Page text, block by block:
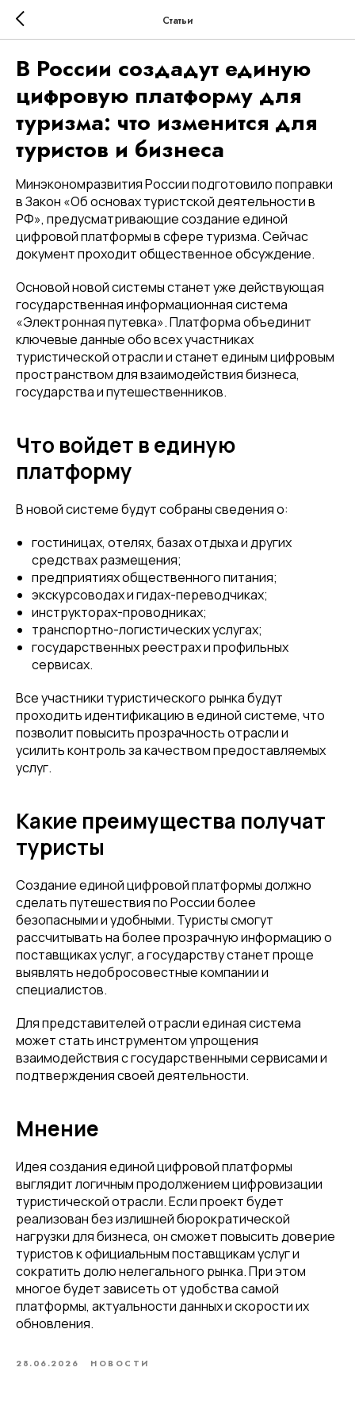
Статьи
В России создадут единую
цифровую платформу для
туризма: что изменится для
туристов и бизнеса
Минэкономразвития России подготовило поправки
в Закон «Об основах туристской деятельности в
РФ», предусматривающие создание единой
цифровой платформы в сфере туризма. Сейчас
документ проходит общественное обсуждение.
Основой новой системы станет уже действующая
государственная информационная система
«Электронная путевка». Платформа объединит
ключевые данные обо всех участниках
туристической отрасли и станет единым цифровым
пространством для взаимодействия бизнеса,
государства и путешественников.
Что войдет в единую
платформу
В новой системе будут собраны сведения о:
гостиницах, отелях, базах отдыха и других
средствах размещения;
предприятиях общественного питания;
экскурсоводах и гидах-переводчиках;
инструкторах-проводниках;
транспортно-логистических услугах;
государственных реестрах и профильных
сервисах.
Все участники туристического рынка будут
проходить идентификацию в единой системе, что
позволит повысить прозрачность отрасли и
усилить контроль за качеством предоставляемых
услуг.
Какие преимущества получат
туристы
Создание единой цифровой платформы должно
сделать путешествия по России более
безопасными и удобными. Туристы смогут
рассчитывать на более прозрачную информацию о
поставщиках услуг, а государству станет проще
выявлять недобросовестные компании и
специалистов.
Для представителей отрасли единая система
может стать инструментом упрощения
взаимодействия с государственными сервисами и
подтверждения своей деятельности.
Мнение
Идея создания единой цифровой платформы
выглядит логичным продолжением цифровизации
туристической отрасли. Если проект будет
реализован без излишней бюрократической
нагрузки для бизнеса, он сможет повысить доверие
туристов к официальным поставщикам услуг и
сократить долю нелегального рынка. При этом
многое будет зависеть от удобства самой
платформы, актуальности данных и скорости их
обновления.
28.06.2026 НОВОСТИ